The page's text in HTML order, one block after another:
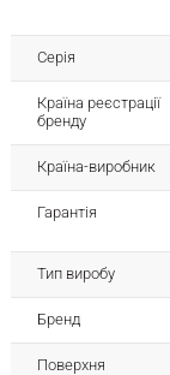
Серія
Країна реєстрації
бренду
Країна-виробник
Гарантія
Тип виробу
Бренд
Поверхня